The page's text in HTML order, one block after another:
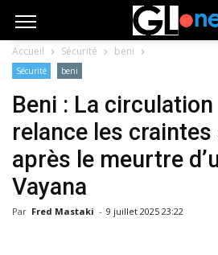
Accueil Sécurité beni
Sécurité beni
Beni : La circulation
relance les
après le meurtre
Vayana
Par Fred Mastaki - 9 juillet 2025 23:22